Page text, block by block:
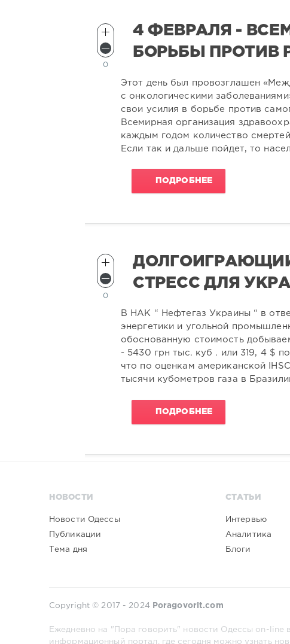
4 ФЕВРАЛЯ -
БОРЬБЫ ПРОТИВ
0
Этот день был провозглашен
с онкологическими
свои усилия в борьбе против
Всемирная организация
каждым годом количество
Если так и дальше пойдет, то
ПОДРОБНЕЕ
СТРЕСС ДЛЯ
0
В НАК “ Нефтегаз Украины “ в
энергетики и угольной
обоснованную стоимость
- 5430 грн тыс. куб . или 319, 4 $
что по оценкам американской
тысячи кубометров газа в
ПОДРОБНЕЕ
НОВОСТИ
Новости Одессы
Публикации
Тема дня
СТАТЬИ
Интервью
Аналитика
Блоги
Copyright © 2017 - 2024 Poragovorit.com
Ежедневно на "Пора говорить" новости Одессы on-
информационный портал, где сегодня можно узнать